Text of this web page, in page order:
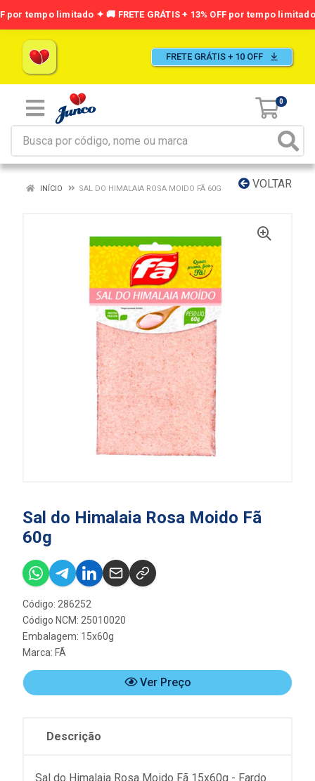
FRETE GRÁTIS + 10 OFF
0
VOLTAR
INÍCIO SAL DO HIMALAIA ROSA MOIDO FÃ 60G
Sal do Himalaia Rosa Moido Fã
60g
Código: 286252
Código NCM: 25010020
Embalagem: 15x60g
Marca: FÃ
Ver Preço
Descrição
Sal do Himalaia Rosa Moido Fã 15x60g - Fardo